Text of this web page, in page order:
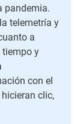
pandemia.
telemetría y
a
tiempo y
con el
clic,